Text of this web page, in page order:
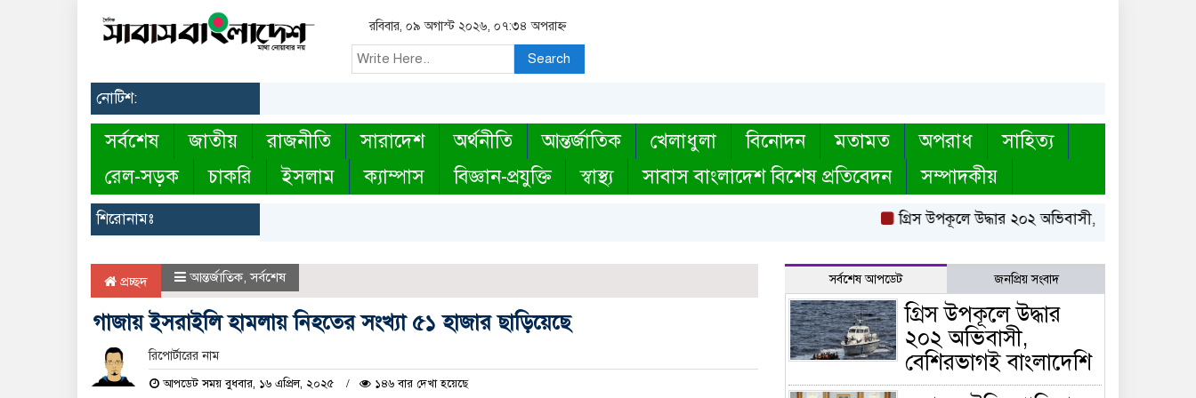
রবিবার, ০৯ অগাস্ট ২০২৬, ০৭:৩৪ অপরাহ্ন
Search
নোটিশ:
সর্বশেষ জাতীয় রাজনীতি সারাদেশ অর্থনীতি আন্তর্জাতিক খেলাধুলা বিনোদন মতামত অপরাধ
সাহিত্য
রেল-সড়ক
চাকরি ইসলাম ক্যাম্পাস বিজ্ঞান-প্রযুক্তি স্বাস্থ্য সাবাস বাংলাদেশ বিশেষ প্রতিবেদন সম্পাদকীয়
শিরোনামঃ গ্রিস উপকূলে উদ্ধার ২০২ অভিবাসী, বেশিরভাগই
প্রচ্ছদ আন্তর্জাতিক,সর্বশেষ
গাজায় ইসরাইলি হামলায় নিহতের সংখ্যা ৫১ হাজার ছাড়িয়েছে
রিপোর্টারের নাম
আপডেট সময় বুধবার, ১৬ এপ্রিল, ২০২৫ ১৪৬ বার দেখা হয়েছে
সর্বশেষ আপডেট জনপ্রিয় সংবাদ
গ্রিস উপকূলে উদ্ধার
২০২ অভিবাসী,
বেশিরভাগই বাংলাদেশি